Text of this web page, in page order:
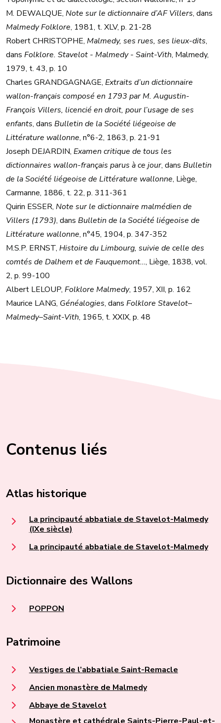
M. DEWALQUE, Note sur le dictionnaire d’AF Villers, dans
Malmedy Folklore, 1981, t. XLV, p. 21-28
Robert CHRISTOPHE, Malmedy, ses rues, ses lieux-dits,
dans Folklore. Stavelot - Malmedy - Saint-Vith, Malmedy,
1979, t. 43, p. 10
Charles GRANDGAGNAGE, Extraits d’un dictionnaire
wallon-français composé en 1793 par M. Augustin-
François Villers, licencié en droit, pour l’usage de ses
enfants, dans Bulletin de la Société liégeoise de
Littérature wallonne, n°6-2, 1863, p. 21-91
Joseph DEJARDIN, Examen critique de tous les
dictionnaires wallon-français parus à ce jour, dans Bulletin
de la Société liégeoise de Littérature wallonne, Liège,
Carmanne, 1886, t. 22, p. 311-361
Quirin ESSER, Note sur le dictionnaire malmédien de
Villers (1793), dans Bulletin de la Société liégeoise de
Littérature wallonne, n°45, 1904, p. 347-352
M.S.P. ERNST, Histoire du Limbourg, suivie de celle des
comtés de Dalhem et de Fauquemont…, Liège, 1838, vol.
2, p. 99-100
Albert LELOUP, Folklore Malmedy, 1957, XII, p. 162
Maurice LANG, Généalogies, dans Folklore Stavelot–
Malmedy–Saint-Vith, 1965, t. XXIX, p. 48
Contenus liés
Atlas historique
La principauté abbatiale de Stavelot-Malmedy
(IXe siècle)
La principauté abbatiale de Stavelot-Malmedy
Dictionnaire des Wallons
POPPON
Patrimoine
Vestiges de l’abbatiale Saint-Remacle
Ancien monastère de Malmedy
Abbaye de Stavelot